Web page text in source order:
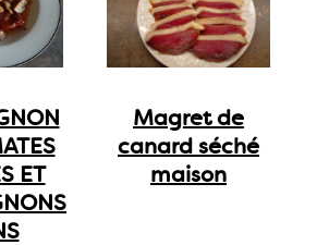
ET
Magret de
canard séché
maison